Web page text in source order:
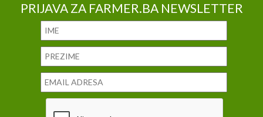
PRIJAVA ZA FARMER.BA NEWSLETTER